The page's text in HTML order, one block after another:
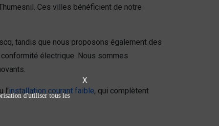
Ces villes bénéficient de notre
tandis que nous proposons également des
électrique. Nous sommes
l’installation courant faible, qui complètent
X
d'utiliser tous les